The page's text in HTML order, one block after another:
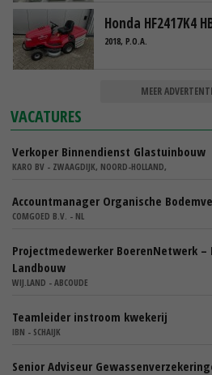
Honda HF2417K4
2018, P.O.A.
MEER
VACATURES
Verkoper Binnendienst Glastuinbouw
KARO BV - ZWAAGDIJK, NOORD-HOLLAND,
Accountmanager Organische
COMGOED B.V. - NL
Projectmedewerker BoerenNetwerk
Landbouw
WIJ.LAND - ABCOUDE
Teamleider instroom kwekerij
IBN - SCHAIJK
Senior Adviseur